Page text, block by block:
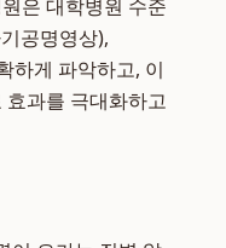
은 대학병원 수준
공명영상),
하게 파악하고, 이
과를 극대화하고